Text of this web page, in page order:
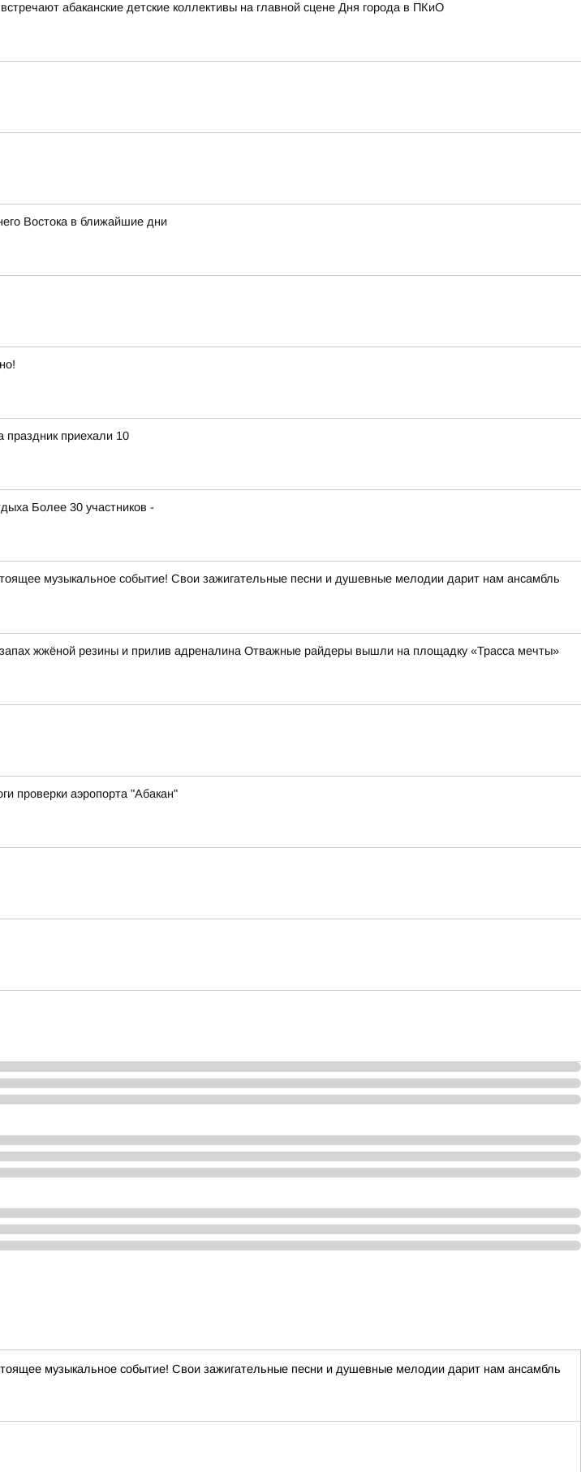
абаканские детские коллективы на главной сцене Дня города в ПКиО
Востока в ближайшие дни
праздник приехали 10
Более 30 участников -
музыкальное событие! Свои зажигательные песни и душевные мелодии дарит нам ансамбль
жжёной резины и прилив адреналина Отважные райдеры вышли на площадку «Трасса мечты»
проверки аэропорта "Абакан"
музыкальное событие! Свои зажигательные песни и душевные мелодии дарит нам ансамбль